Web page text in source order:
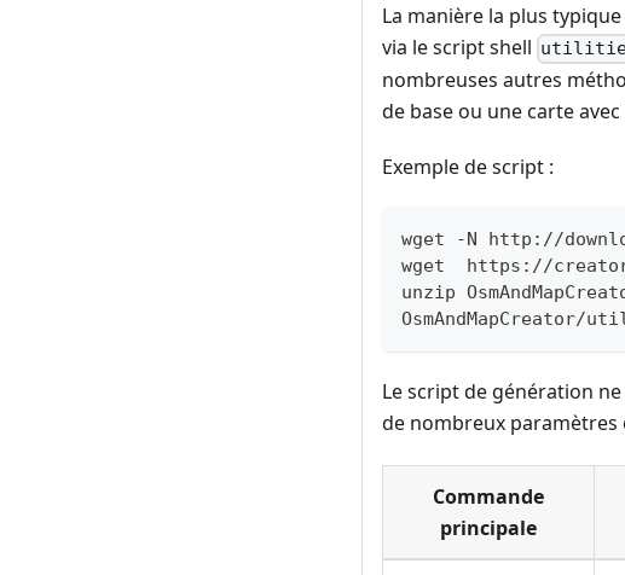
La manière la plus
via le script shell
nombreuses autres
de base ou une carte
Exemple de script :
wget -N http://
wget  https://
unzip
Le script de génération
de nombreux
Commande
principale